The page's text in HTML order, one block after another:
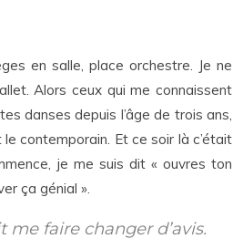
en salle, place orchestre. Je ne
Alors ceux qui me connaissent
danses depuis l’âge de trois ans,
contemporain. Et ce soir là c’était
je me suis dit « ouvres ton
ça génial ».
faire changer d’avis.